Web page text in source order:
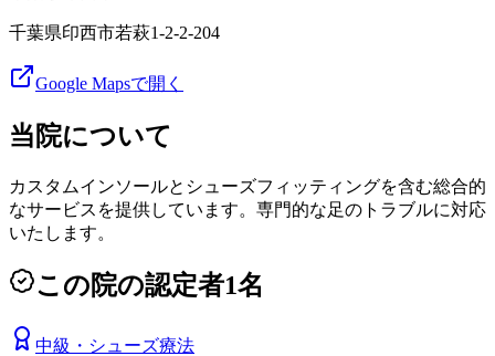
千葉県印西市若萩1-2-2-204
Google Mapsで開く
当院について
カスタムインソールとシューズフィッティングを含む総合的
なサービスを提供しています。専門的な足のトラブルに対応
いたします。
この院の認定者1名
中級 ・ シューズ療法